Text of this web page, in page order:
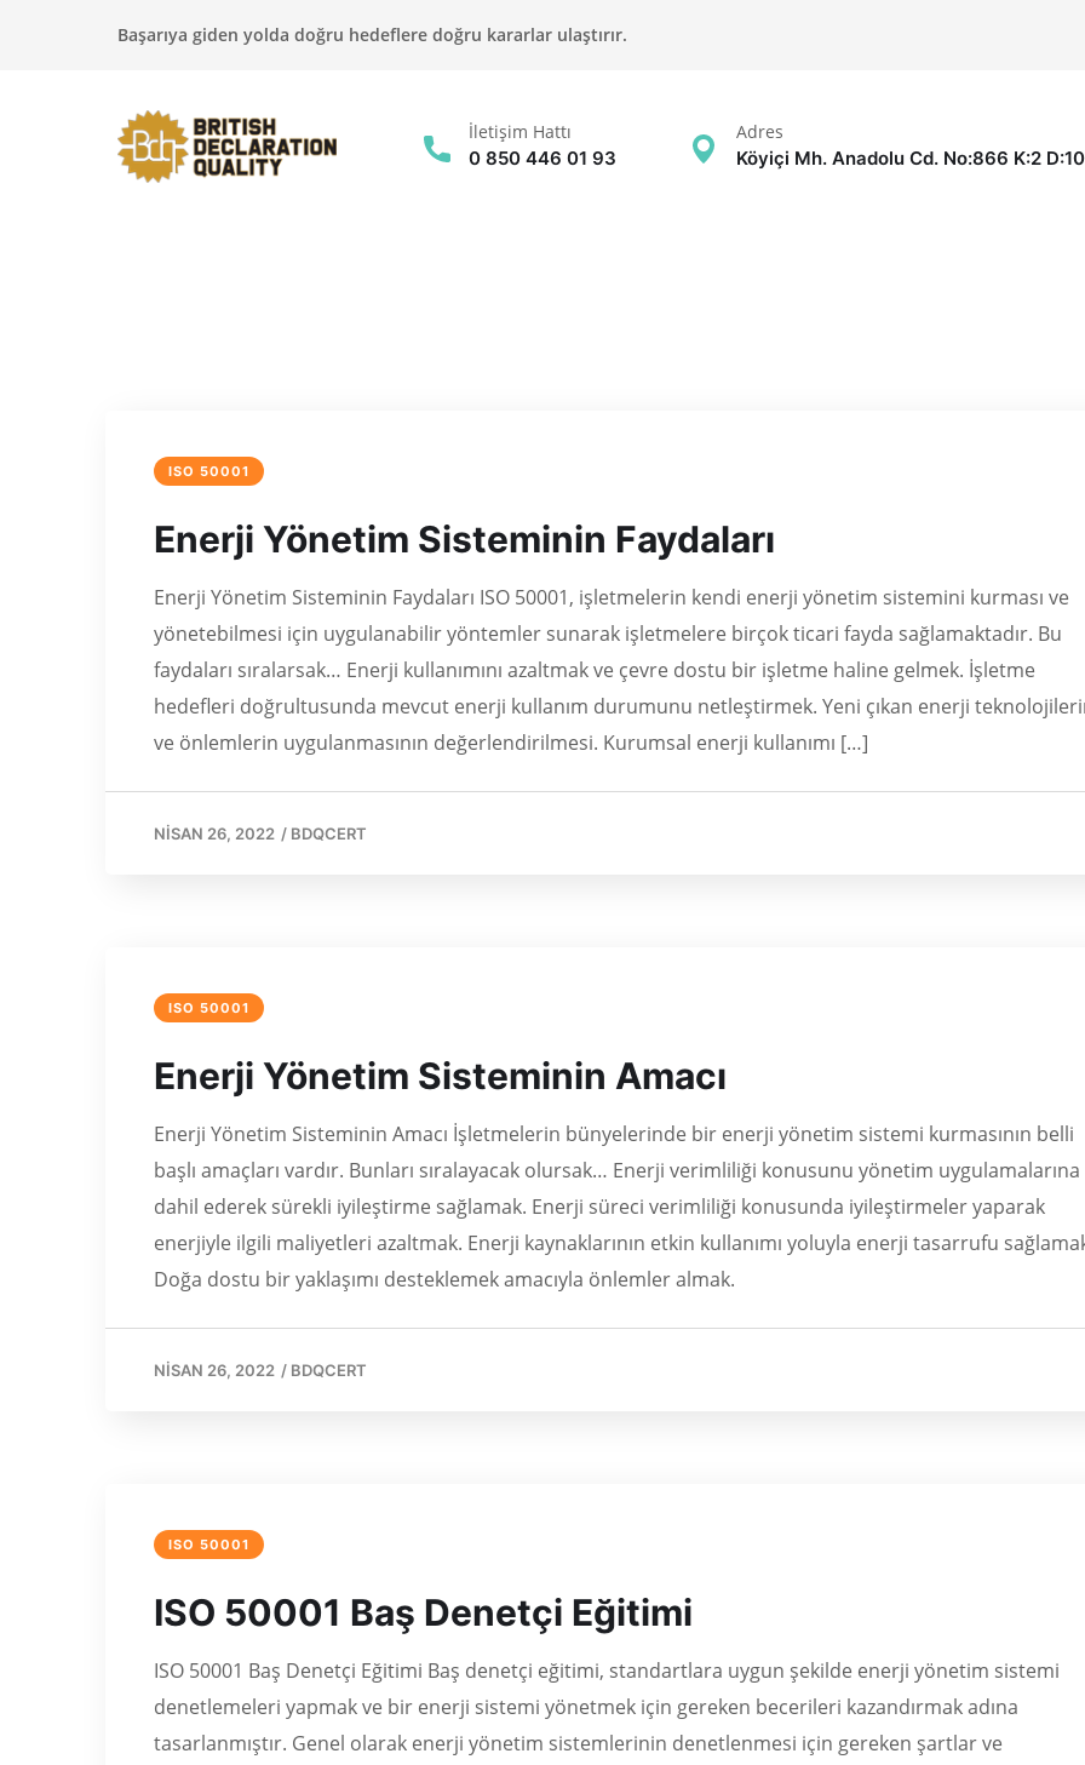
Başarıya giden yolda doğru hedeflere doğru kararlar ulaştırır.
İletişim Hattı
0 850 446 01 93
Adres
Köyiçi Mh. Anadolu Cd. No:866 K:2
ISO 50001
Enerji Yönetim Sisteminin Faydaları
Enerji Yönetim Sisteminin Faydaları ISO 50001, işletmelerin kendi enerji yönetim sistemini kurması ve
yönetebilmesi için uygulanabilir yöntemler sunarak işletmelere birçok ticari fayda sağlamaktadır. Bu
faydaları sıralarsak… Enerji kullanımını azaltmak ve çevre dostu bir işletme haline gelmek. İşletme
hedefleri doğrultusunda mevcut enerji kullanım durumunu netleştirmek. Yeni çıkan enerji
ve önlemlerin uygulanmasının değerlendirilmesi. Kurumsal enerji kullanımı […]
NISAN 26, 2022 / BDQCERT
ISO 50001
Enerji Yönetim Sisteminin Amacı
Enerji Yönetim Sisteminin Amacı İşletmelerin bünyelerinde bir enerji yönetim sistemi kurmasının belli
başlı amaçları vardır. Bunları sıralayacak olursak… Enerji verimliliği konusunu yönetim uygulamalarına
dahil ederek sürekli iyileştirme sağlamak. Enerji süreci verimliliği konusunda iyileştirmeler yaparak
enerjiyle ilgili maliyetleri azaltmak. Enerji kaynaklarının etkin kullanımı yoluyla enerji tasarrufu
Doğa dostu bir yaklaşımı desteklemek amacıyla önlemler almak.
NISAN 26, 2022 / BDQCERT
ISO 50001
ISO 50001 Baş Denetçi Eğitimi
ISO 50001 Baş Denetçi Eğitimi Baş denetçi eğitimi, standartlara uygun şekilde enerji yönetim sistemi
denetlemeleri yapmak ve bir enerji sistemi yönetmek için gereken becerileri kazandırmak adına
tasarlanmıştır. Genel olarak enerji yönetim sistemlerinin denetlenmesi için gereken şartlar ve